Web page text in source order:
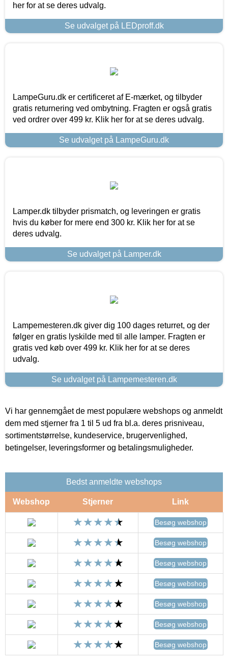
her for at se deres udvalg.
Se udvalget på LEDproff.dk
LampeGuru.dk er certificeret af E-mærket, og tilbyder
gratis returnering ved ombytning. Fragten er også gratis
ved ordrer over 499 kr. Klik her for at se deres udvalg.
Se udvalget på LampeGuru.dk
Lamper.dk tilbyder prismatch, og leveringen er gratis
hvis du køber for mere end 300 kr. Klik her for at se
deres udvalg.
Se udvalget på Lamper.dk
Lampemesteren.dk giver dig 100 dages returret, og der
følger en gratis lyskilde med til alle lamper. Fragten er
gratis ved køb over 499 kr. Klik her for at se deres
udvalg.
Se udvalget på Lampemesteren.dk
Vi har gennemgået de mest populære webshops og anmeldt
dem med stjerner fra 1 til 5 ud fra bl.a. deres prisniveau,
sortimentstørrelse, kundeservice, brugervenlighed,
betingelser, leveringsformer og betalingsmuligheder.
Bedst anmeldte webshops
Webshop Stjerner Link
Besøg webshop
Besøg webshop
Besøg webshop
Besøg webshop
Besøg webshop
Besøg webshop
Besøg webshop